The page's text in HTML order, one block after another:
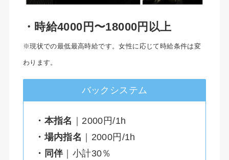
・時給4000円〜18000円 以上
※現状での最低最高時給です。女性に応じて時給条件は変
わります。
バックシステム
・本指名 ｜2000円/1h
・場内指名 ｜2000円/1h
・同伴｜小計30％